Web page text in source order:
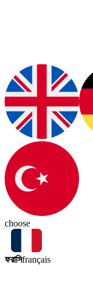
choose
ফরাসিfrançais